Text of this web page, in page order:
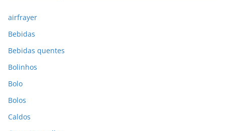
airfrayer
Bebidas
Bebidas quentes
Bolinhos
Bolo
Bolos
Caldos